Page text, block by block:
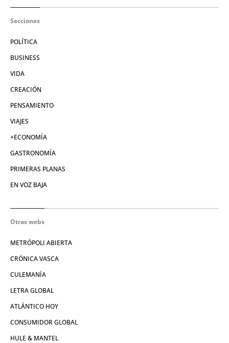
Secciones
POLÍTICA
BUSINESS
VIDA
CREACIÓN
PENSAMIENTO
VIAJES
+ECONOMÍA
GASTRONOMÍA
PRIMERAS PLANAS
EN VOZ BAJA
Otras webs
METRÓPOLI ABIERTA
CRÓNICA VASCA
CULEMANÍA
LETRA GLOBAL
ATLÁNTICO HOY
CONSUMIDOR GLOBAL
HULE & MANTEL